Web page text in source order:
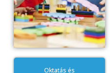
Oktatás és